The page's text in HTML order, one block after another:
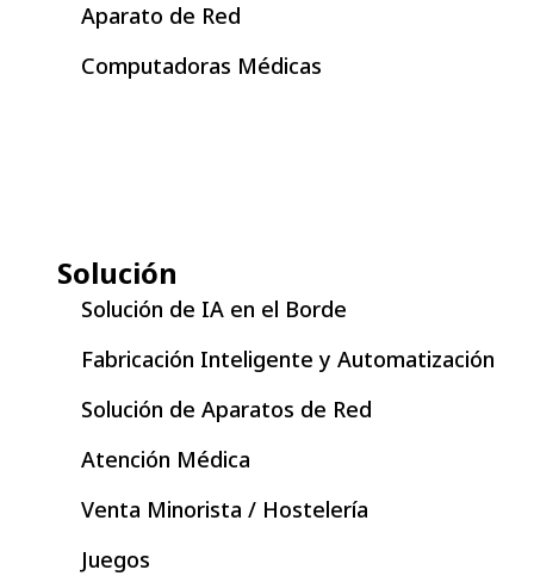
Aparato de Red
Computadoras Médicas
Solución
Solución de IA en el Borde
Fabricación Inteligente y Automatización
Solución de Aparatos de Red
Atención Médica
Venta Minorista / Hostelería
Juegos